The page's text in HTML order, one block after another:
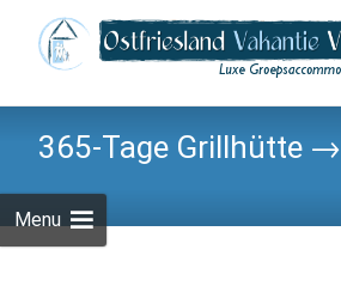
Menu
365-Tage Grillhütte →